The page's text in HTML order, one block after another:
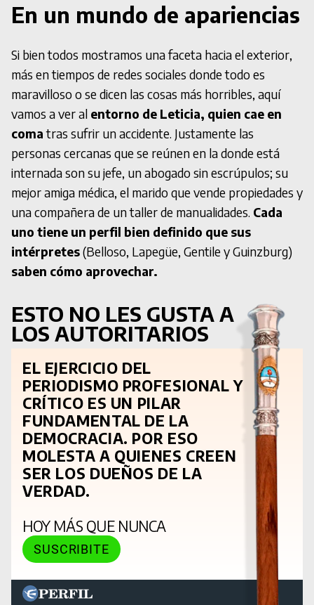
En un mundo de apariencias
Si bien todos mostramos una faceta hacia el exterior,
más en tiempos de redes sociales donde todo es
maravilloso o se dicen las cosas más horribles, aquí
vamos a ver al entorno de Leticia, quien cae en
comatras sufrir un accidente. Justamente las
personas cercanas que se reúnen en la donde está
internada son su jefe, un abogado sin escrúpulos; su
mejor amiga médica, el marido que vende propiedades y
una compañera de un taller de manualidades. Cada
uno tiene un perfil bien definido que sus
intérpretes(Belloso, Lapegüe, Gentile y Guinzburg)
saben cómo aprovechar.
ESTO NO LES GUSTA A
LOS AUTORITARIOS
EL EJERCICIO DEL
PERIODISMO PROFESIONAL Y
CRÍTICO ES UN PILAR
FUNDAMENTAL DE LA
DEMOCRACIA. POR ESO
MOLESTA A QUIENES CREEN
SER LOS DUEÑOS DE LA
VERDAD.
HOY MÁS QUE NUNCA
SUSCRIBITE